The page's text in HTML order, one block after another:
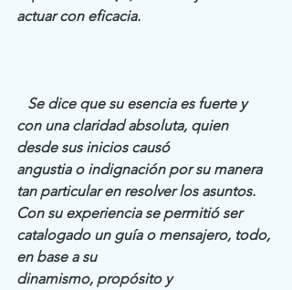
actuar con eficacia.
con una claridad absoluta, quien
desde sus inicios causó
angustia o indignación por su manera
tan particular en resolver los asuntos.
Con su experiencia se permitió ser
catalogado un guía o mensajero, todo,
en base a su
dinamismo, propósito y